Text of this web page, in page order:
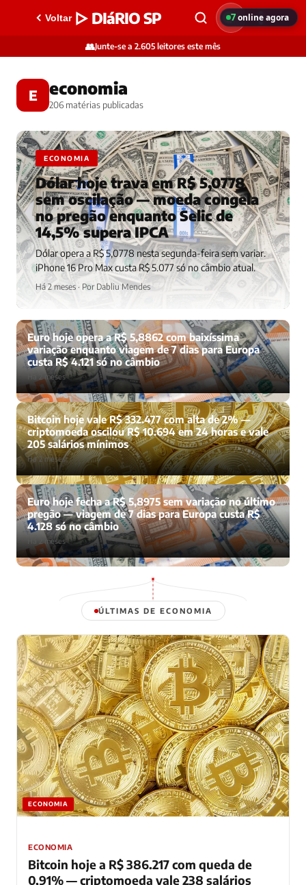
Voltar ▷ DIáRIO SP
👥Junte-se a 2.605 leitores este mês
E economia
206 matérias publicadas
ECONOMIA
Dólar hoje trava em R$ 5,0778
sem oscilação — moeda congela
no pregão enquanto Selic de
14,5% supera IPCA
Dólar opera a R$ 5,0778 nesta segunda-feira sem variar.
iPhone 16 Pro Max custa R$ 5.077 só no câmbio atual.
Há 2 meses · Por Dabliu Mendes
Euro hoje opera a R$ 5,8862 com baixíssima
variação enquanto viagem de 7 dias para Europa
custa R$ 4.121 só no câmbio
Há 2 meses
Bitcoin hoje vale R$ 332.477 com alta de 2% —
criptomoeda oscilou R$ 10.694 em 24 horas e vale
205 salários mínimos
Há 2 meses
Euro hoje fecha a R$ 5,8975 sem variação no último
pregão — viagem de 7 dias para Europa custa R$
4.128 só no câmbio
Há 2 meses
ÚLTIMAS DE ECONOMIA
ECONOMIA
ECONOMIA
Bitcoin hoje a R$ 386.217 com queda de
0,91% — criptomoeda vale 238 salários
7online agora